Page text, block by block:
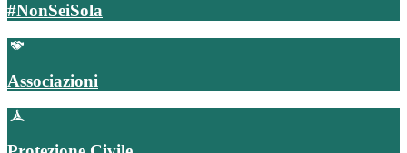
#NonSeiSola
Associazioni